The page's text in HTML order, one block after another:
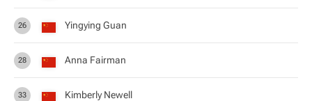
26 Yingying Guan
28 Anna Fairman
33 Kimberly Newell